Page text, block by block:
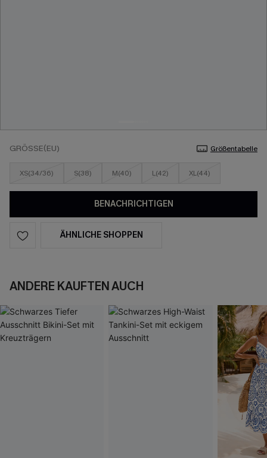
GRÖSSE(EU) Größentabelle
XS(34/36) S(38) M(40) L(42) XL(44)
BENACHRICHTIGEN
ÄHNLICHE SHOPPEN
ANDERE KAUFTEN AUCH